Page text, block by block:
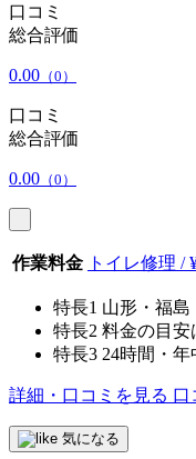
口コミ
総合評価
0.00 （0）
口コミ
総合評価
0.00 （0）
作業料金 トイレ修理 /
特長1 山形・福島
特長2 料金の目安
特長3 24時間・
詳細・口コミを見る 口
気になる